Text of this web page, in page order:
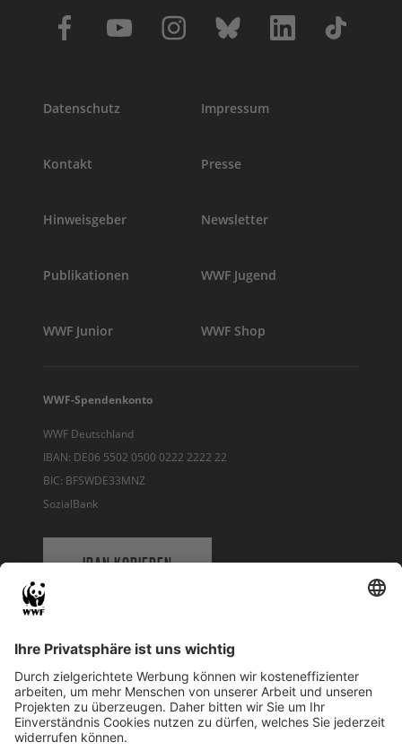
Datenschutz Impressum
Kontakt Presse
Hinweisgeber Newsletter
Publikationen WWF Jugend
WWF Junior WWF Shop
WWF-Spendenkonto
WWF Deutschland
IBAN: DE06 5502 0500 0222 2222 22
BIC: BFSWDE33MNZ
SozialBank
IBAN KOPIEREN
WWF Deutschland
Reinhardtstr. 18
10117 Berlin